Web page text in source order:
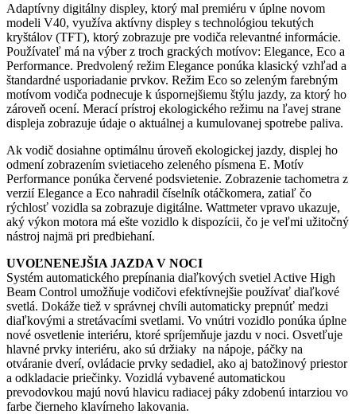
Adaptívny digitálny displey, ktorý mal premiéru v úplne novom
modeli V40, využíva aktívny displey s technológiou tekutých
kryštálov (TFT), ktorý zobrazuje pre vodiča relevantné informácie.
Používateľ má na výber z troch grackých motívov: Elegance, Eco a
Performance. Predvolený režim Elegance ponúka klasický vzhľad a
štandardné usporiadanie prvkov. Režim Eco so zeleným farebným
motívom vodiča podnecuje k úspornejšiemu štýlu jazdy, za ktorý ho
zároveň ocení. Merací prístroj ekologického režimu na ľavej strane
displeja zobrazuje údaje o aktuálnej a kumulovanej spotrebe paliva.
Ak vodič dosiahne optimálnu úroveň ekologickej jazdy, displej ho
odmení zobrazením svietiaceho zeleného písmena E. Motív
Performance ponúka červené podsvietenie. Zobrazenie tachometra z
verzií Elegance a Eco nahradil číselník otáčkomera, zatiaľ čo
rýchlosť vozidla sa zobrazuje digitálne. Wattmeter vpravo ukazuje,
aký výkon motora má ešte vozidlo k dispozícii, čo je veľmi užitočný
nástroj najmä pri predbiehaní.
UVOĽNENEJŠIA JAZDA V NOCI
Systém automatického prepínania diaľkových svetiel Active High
Beam Control umožňuje vodičovi efektívnejšie používať diaľkové
svetlá. Dokáže tiež v správnej chvíli automaticky prepnúť medzi
diaľkovými a stretávacími svetlami. Vo vnútri vozidlo ponúka úplne
nové osvetlenie interiéru, ktoré spríjemňuje jazdu v noci. Osvetľuje
hlavné prvky interiéru, ako sú držiaky na nápoje, páčky na
otváranie dverí, ovládacie prvky sedadiel, ako aj batožinový priestor
a odkladacie priečinky. Vozidlá vybavené automatickou
prevodovkou majú novú hlavicu radiacej páky zdobenú intarziou vo
farbe čierneho klavírneho lakovania.